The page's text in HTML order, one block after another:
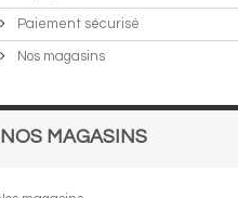
Paiement sécurisé
Nos magasins
NOS MAGASINS